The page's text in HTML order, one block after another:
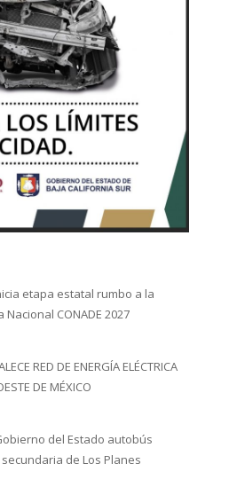
etapa estatal rumbo a la
Nacional CONADE 2027
RED DE ENERGÍA ELÉCTRICA
DE MÉXICO
del Estado autobús
de Los Planes